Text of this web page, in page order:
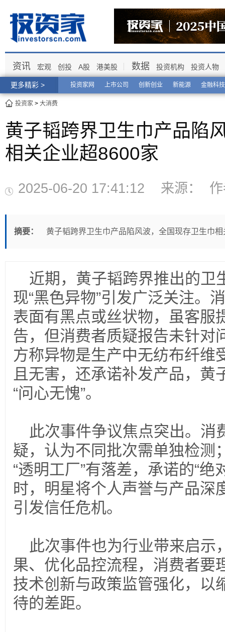
更多精彩 > 投资家网 上市公司 创新创业 新能源 金融科技
资讯 宏观 创投 A股 港美股 数据 投资机构 投资人物
投资家 > 大消费
黄子韬跨界卫生巾产品陷
相关企业超8600家
2025-06-20 17:41:12 来源：
摘要： 黄子韬跨界卫生巾产品陷风波，全国现存卫生巾
近期，黄子韬跨界推出的卫
现“黑色异物”引发广泛关注。
表面有黑点或丝状物，虽客服
告，但消费者质疑报告未针对
方称异物是生产中无纺布纤维
且无害，还承诺补发产品，黄
“问心无愧”。
此次事件争议焦点突出。消
疑，认为不同批次需单独检测
“透明工厂”有落差，承诺的“绝
时，明星将个人声誉与产品深
引发信任危机。
此次事件也为行业带来启示
果、优化品控流程，消费者要
技术创新与政策监管强化，以
待的差距。